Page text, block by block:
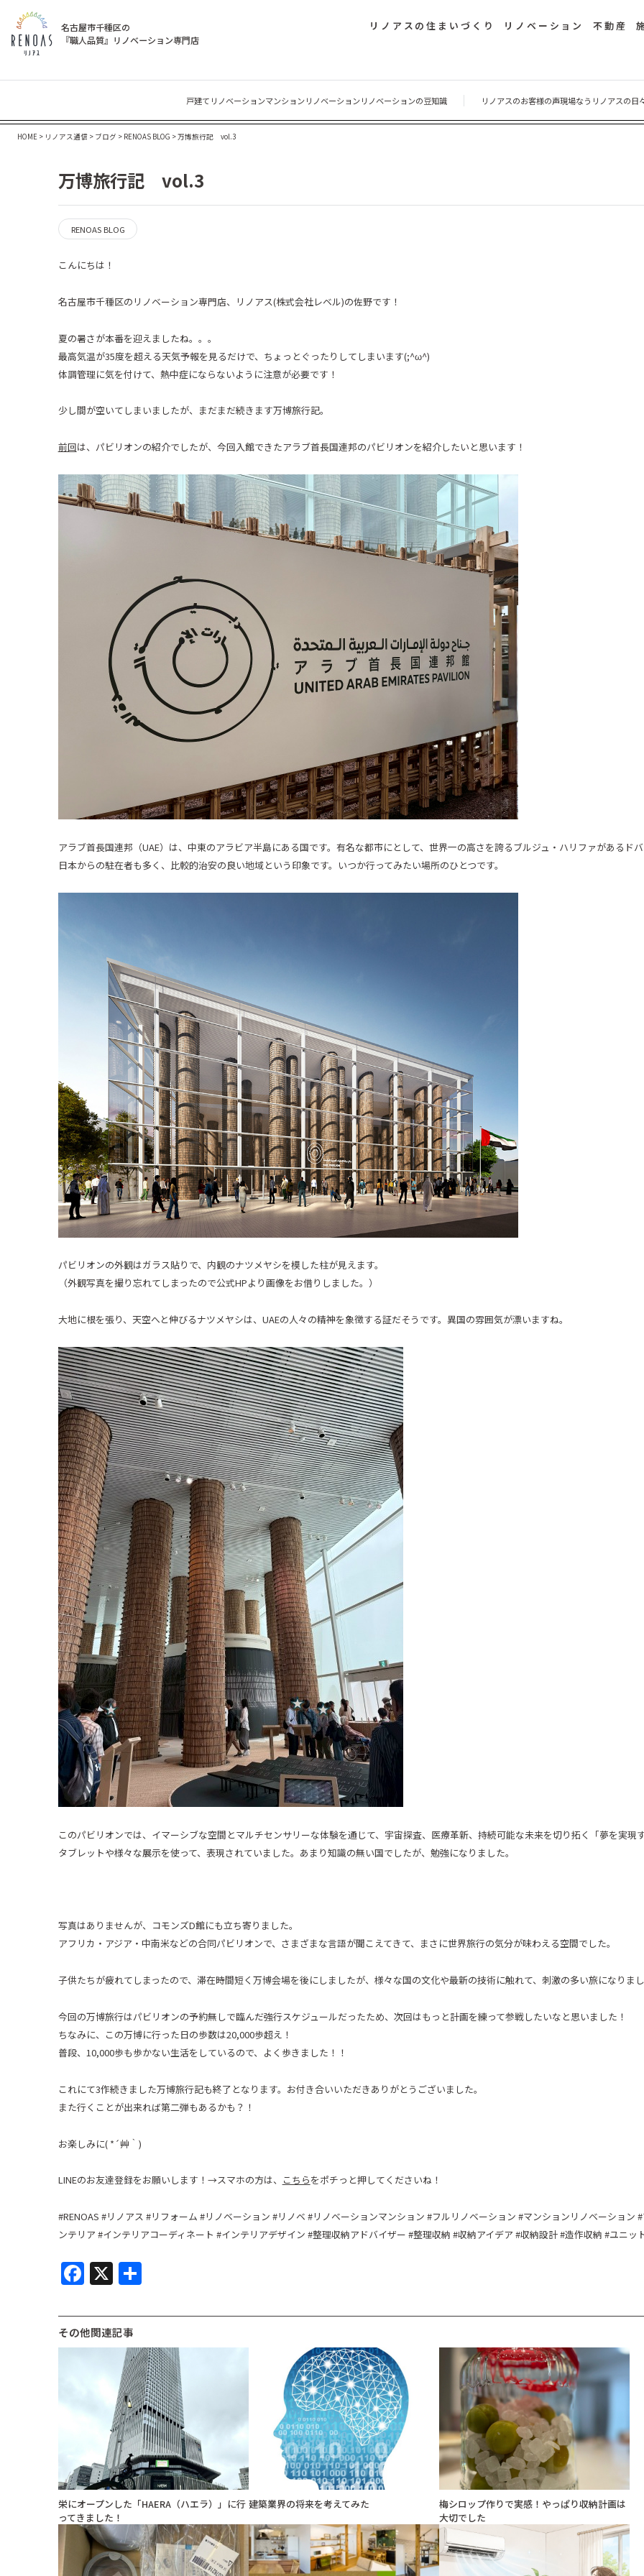
名古屋市千種区の
『職人品質』リノベーション専門店
リノアスの住まいづくり リノベーション 不動産
戸建てリノベーションマンションリノベーションリノベーションの豆知識 リノアスのお客様の声現場なう リノアスの日
HOME > リノアス通信 > ブログ > RENOAS BLOG >万博旅行記 vol.3
万博旅行記 vol.3
RENOAS BLOG
こんにちは！
名古屋市千種区のリノベーション専門店、リノアス(株式会社レベル)の佐野です！
夏の暑さが本番を迎えましたね。。。
最高気温が35度を超える天気予報を見るだけで、ちょっとぐったりしてしまいます(;^ω^)
体調管理に気を付けて、熱中症にならないように注意が必要です！
少し間が空いてしまいましたが、まだまだ続きます万博旅行記。
前回は、パビリオンの紹介でしたが、今回入館できたアラブ首長国連邦のパビリオンを紹介したいと思います！
アラブ首長国連邦（UAE）は、中東のアラビア半島にある国です。有名な都市にとして、世界一の高さを誇るブルジュ・ハリファがあるド
日本からの駐在者も多く、比較的治安の良い地域という印象です。いつか行ってみたい場所のひとつです。
パビリオンの外観はガラス貼りで、内観のナツメヤシを模した柱が見えます。
（外観写真を撮り忘れてしまったので公式HPより画像をお借りしました。）
大地に根を張り、天空へと伸びるナツメヤシは、 UAEの人々の精神を象徴する証だそうです。異国の雰囲気が漂いますね。
このパビリオンでは、イマーシブな空間とマルチセンサリーな体験を通じて、宇宙探査、医療革新、持続可能な未来を切り拓く「夢を実現
タブレットや様々な展示を使って、表現されていました。あまり知識の無い国でしたが、勉強になりました。
写真はありませんが、コモンズD館にも立ち寄りました。
アフリカ・アジア・中南米などの合同パビリオンで、さまざまな言語が聞こえてきて、まさに世界旅行の気分が味わえる空間でした。
子供たちが疲れてしまったので、滞在時間短く万博会場を後にしましたが、様々な国の文化や最新の技術に触れて、刺激の多い旅になりま
今回の万博旅行はパビリオンの予約無しで臨んだ強行スケジュールだったため、次回はもっと計画を練って参戦したいなと思いました！
ちなみに、この万博に行った日の歩数は20,000歩超え！
普段、 10,000歩も歩かない生活をしているので、よく歩きました！！
これにて3作続きました万博旅行記も終了となります。お付き合いいただきありがとうございました。
また行くことが出来れば第二弾もあるかも？！
お楽しみに( * ´艸｀ )
LINEのお友達登録をお願いします！ →スマホの方は、 こちらをポチっと押してくださいね！
#RENOAS #リノアス #リフォーム #リノベーション #リノベ #リノベーションマンション #フルリノベーション #マンションリノベーション #
ンテリア #インテリアコーディネート #インテリアデザイン #整理収納アドバイザー #整理収納 #収納アイデア #収納設計#造作収納 #ユニッ
F
c
e
o
X 共
その他関連記事
栄にオープンした「HAERA（ハエラ）」に行
ってきました！
建築業界の将来を考えてみた
梅シロップ作りで実感！やっぱり収納計画は
大切でした